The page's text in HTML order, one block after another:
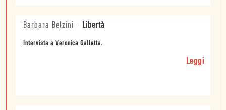
Barbara Belzini - Libertà
Intervista a Veronica Galletta.
Leggi